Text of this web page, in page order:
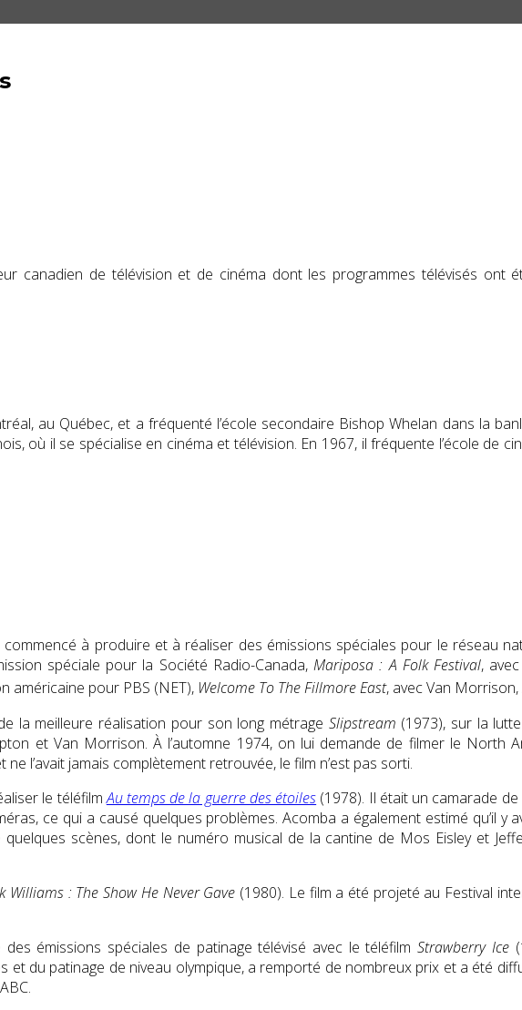
canadien de télévision et de cinéma dont les programmes télévisés ont
au Québec, et a fréquenté l’école secondaire Bishop Whelan dans la
, où il se spécialise en cinéma et télévision. En 1967, il fréquente l’école de
à produire et à réaliser des émissions spéciales pour le réseau
spéciale pour la Société Radio-Canada,Mariposa : A Folk Festival, avec
américaine pour PBS (NET), Welcome To TheFillmore East, avecVan Morrison,
la meilleure réalisation pour son long métrage Slipstream (1973), sur la
et Van Morrison. À l’automne 1974, on lui demande de filmer le North
l’avait jamais complètement retrouvée, le film n’est pas sorti.
le téléfilmAu temps de la guerre des étoiles (1978). Il était un camarade de
, ce qui a causé quelques problèmes. Acomba a également estimé qu’il
scènes, dont le numéro musical de la cantine de Mos Eisleyet
Williams : The Show He Never Gave (1980). Le film a été projeté au Festival
émissions spéciales de patinage télévisé avec le téléfilmStrawberry Ice
du patinage de niveau olympique, a remporté de nombreux prix et a été